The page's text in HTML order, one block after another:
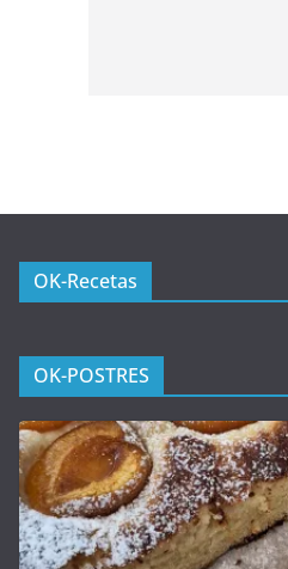
OK-Recetas
OK-POSTRES